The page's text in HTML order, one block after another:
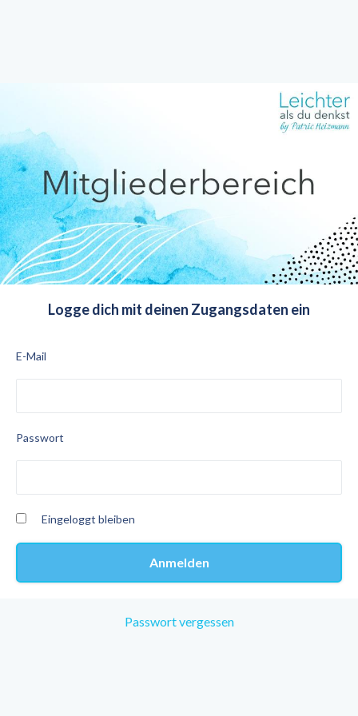
Logge dich mit deinen Zugangsdaten ein
E-Mail
Passwort
Eingeloggt bleiben
Passwort vergessen